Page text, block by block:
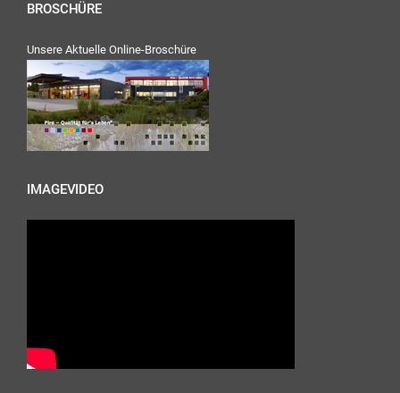
BROSCHÜRE
Unsere Aktuelle Online-Broschüre
IMAGEVIDEO